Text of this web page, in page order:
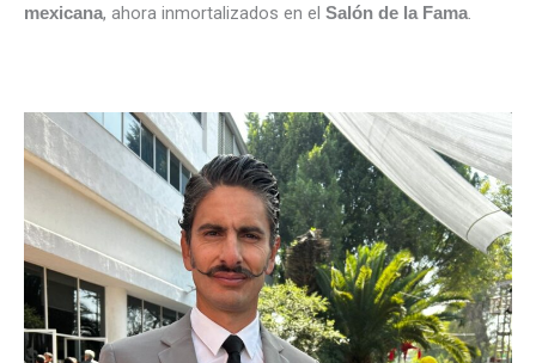
mexicana, ahora inmortalizados en el Salón de la Fama.